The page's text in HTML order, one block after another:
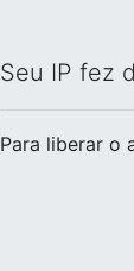
Seu IP fez
Para liberar o